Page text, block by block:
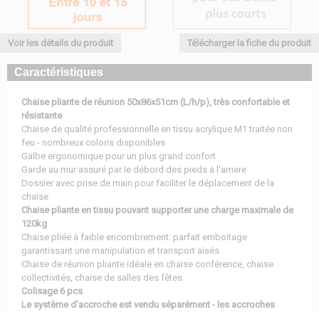
Voir les détails du produit Télécharger la fiche du produit
Caractéristiques
Chaise pliante de réunion 50x86x51cm (L/h/p), très confortable et
résistante
Chaise de qualité professionnelle en tissu acrylique M1 traitée non
feu - nombreux coloris disponibles
Galbe ergonomique pour un plus grand confort
Garde au mur assuré par le débord des pieds à l'arriere
Dossier avec prise de main pour faciliter le déplacement de la
chaise
Chaise pliante en tissu pouvant supporter une charge maximale de
120kg
Chaise pliée à faible encombrement: parfait emboitage
garantissant une manipulation et transport aisés
Chaise de réunion pliante idéale en chaise conférence, chaise
collectivités, chaise de salles des fêtes
Colisage 6 pcs
Le système d'accroche est vendu séparément - les accroches